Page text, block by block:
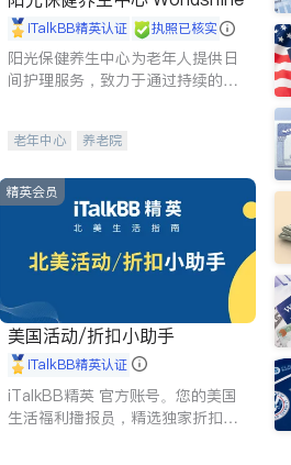
iTalkBB精英认证 执照已核实
阳光保健养生中心为老年人提供日
间护理服务，致力于通过持续的护
老年中心 养老院
精英会员
美国活动/折扣小助手
iTalkBB精英认证
iTalkBB精英 官方账号。您的美国
生活福利播报员，精选独家折扣、